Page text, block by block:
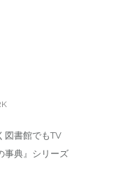
図書館でもTV
事典』シリーズ